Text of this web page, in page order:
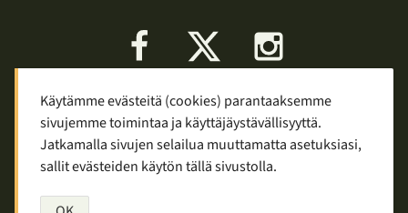
Facebook
Keskustelu Palaute
Tietosuoja
Mainostaminen ja yhteistyö
Copyright © 2007—2026Tuomas Tolppi /
Käytämme evästeitä (cookies) parantaaksemme
sivujemme toimintaa ja käyttäjäystävällisyyttä.
Jatkamalla sivujen selailua muuttamatta asetuksiasi,
sallit evästeiden käytön tällä sivustolla.